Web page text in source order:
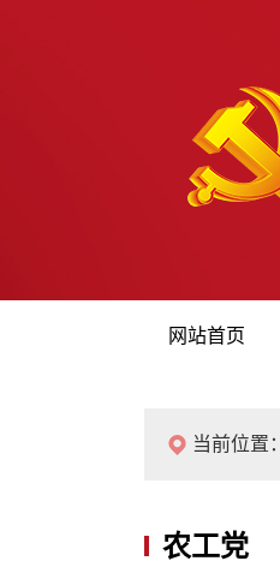
网站首页
当前位置：
农工党